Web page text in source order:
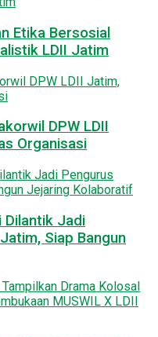
Etika Bersosial
LDII Jatim
DPW LDII
Organisasi
Dilantik Jadi
Siap Bangun